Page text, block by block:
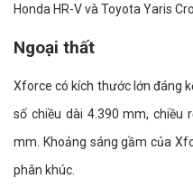
Honda HR-V và Toyota Yaris
Ngoại thất
Xforce có kích thước lớn đáng
số chiều dài 4.390 mm, chiều
mm. Khoảng sáng gầm của
phân khúc.